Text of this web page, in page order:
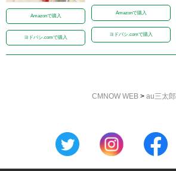
Amazonで購入
ヨドバシ.comで購入
Amazonで購入
ヨドバシ.comで購入
CMNOW WEB> au三太郎